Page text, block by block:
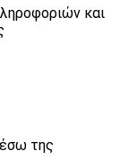
και
της